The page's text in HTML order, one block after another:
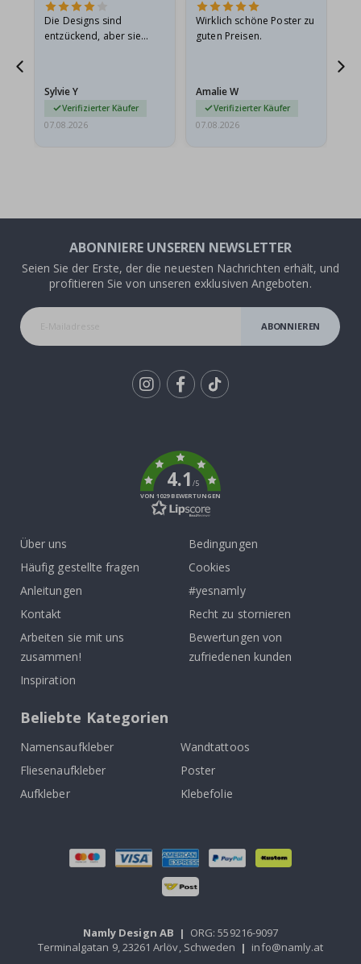
Die Designs sind
entzückend, aber sie
sie…
Sylvie Y
Verifizierter Käufer
07.08.2026
Wirklich schöne Poster zu
guten Preisen.
Amalie W
Verifizierter Käufer
07.08.2026
ABONNIERE UNSEREN NEWSLETTER
Seien Sie der Erste, der die neuesten Nachrichten erhält, und
profitieren Sie von unseren exklusiven Angeboten.
ABONNIEREN
4.1/5
VON 1029 BEWERTUNGEN
Über uns
Häufig gestellte fragen
Anleitungen
Kontakt
Arbeiten sie mit uns
zusammen!
Inspiration
Bedingungen
Cookies
#yesnamly
Recht zu stornieren
Bewertungen von
zufriedenen kunden
Beliebte Kategorien
Namensaufkleber
Wandtattoos
Fliesenaufkleber
Poster
Aufkleber
Klebefolie
Namly Design AB | ORG: 559216-9097
Terminalgatan 9, 23261 Arlöv, Schweden | info@namly.at